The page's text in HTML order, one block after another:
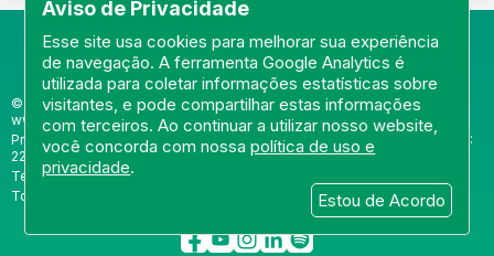
Aviso de Privacidade
Esse site usa cookies para melhorar sua experiência
de navegação. A ferramenta Google Analytics é
utilizada para coletar informações estatísticas sobre
visitantes, e pode compartilhar estas informações
com terceiros. Ao continuar a utilizar nosso website,
você concorda com nossapolítica de uso e
privacidade.
Estou de Acordo
© Portal do Conselho Regional de Medicina do Rio de Janeiro -
www.cremerj.org.br
Praia de Botafogo (228), loja 119b - Botafogo - Rio de Janeiro/RJ - CEP:
22250-145
Tel: (21) 3184-7050 /
Todos os direitos reservados 2013-2026